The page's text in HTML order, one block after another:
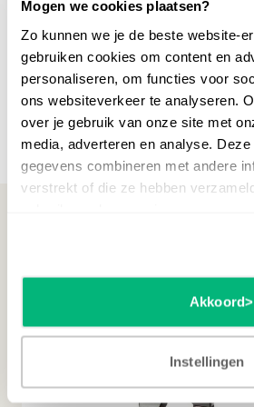
Mogen we cookies plaatsen?
Zo kunnen we je de beste website-
gebruiken cookies om content en
personaliseren, om functies voor
ons websiteverkeer te analyseren.
over je gebruik van onze site met
media, adverteren en analyse.
gegevens combineren met andere
verstrekt of die ze hebben
Akkoord
Instellingen
Ruimte voor
Naast ruimte voor je keyboard
ook praktische opbergmogelijkheden
Aan de voorkant bevindt zich een
aparte compartimenten, ideaal voor
pedalen en bladmuziek. Zo heb je al
overzichtelijk bij elkaar en hoef je
te nemen.
praktische ontwerp neem je je
naar elk optreden of oefenruimte.
goed afsluit, terwijl het stijlvolle
professionele uitstraling geeft. De
Meer specificaties
Misschien ook